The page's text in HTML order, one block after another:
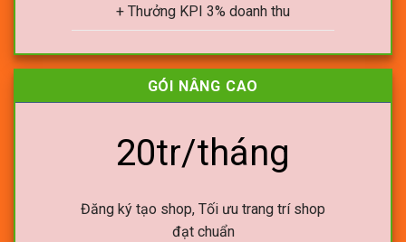
+ Thưởng KPI 3% doanh thu
GÓI NÂNG CAO
20tr/tháng
Đăng ký tạo shop, Tối ưu trang trí shop
đạt chuẩn